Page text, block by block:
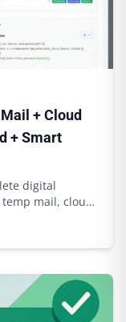
+ Cloud
+ Smart
digital
mail, cloud